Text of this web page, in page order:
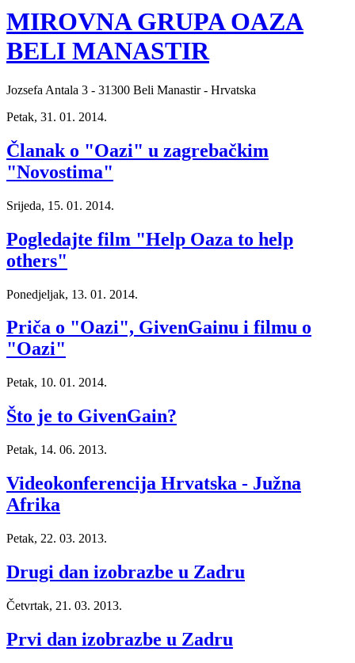
MIROVNA GRUPA OAZA
BELI MANASTIR
Jozsefa Antala 3 - 31300 Beli Manastir - Hrvatska
Petak, 31. 01. 2014.
Članak o "Oazi" u zagrebačkim
"Novostima"
Srijeda, 15. 01. 2014.
Pogledajte film "Help Oaza to help
others"
Ponedjeljak, 13. 01. 2014.
Priča o "Oazi", GivenGainu i filmu o
"Oazi"
Petak, 10. 01. 2014.
Što je to GivenGain?
Petak, 14. 06. 2013.
Videokonferencija Hrvatska - Južna
Afrika
Petak, 22. 03. 2013.
Drugi dan izobrazbe u Zadru
Četvrtak, 21. 03. 2013.
Prvi dan izobrazbe u Zadru